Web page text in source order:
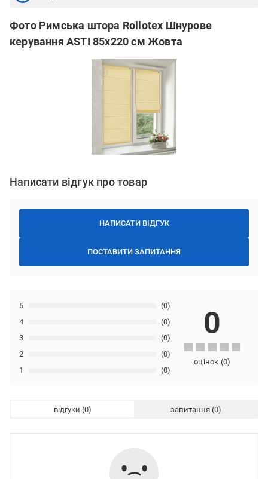
Фото Римська штора Rollotex Шнурове
керування ASTI 85x220 см Жовта
Написати відгук про товар
НАПИСАТИ ВІДГУК
ПОСТАВИТИ ЗАПИТАННЯ
1 (0)
2 (0)
3 (0)
4 (0)
5 (0)
0
оцінок (0)
відгуки запитання